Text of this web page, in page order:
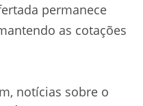
permanece
as cotações
notícias sobre o